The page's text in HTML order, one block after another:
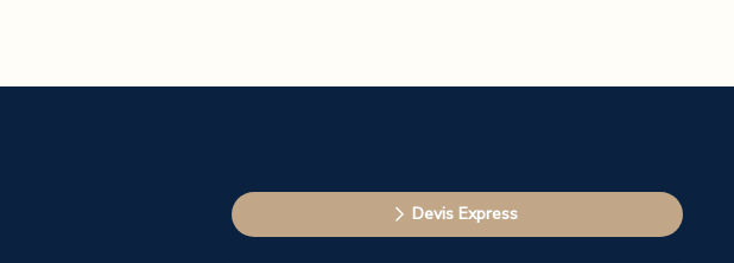
Devis Express